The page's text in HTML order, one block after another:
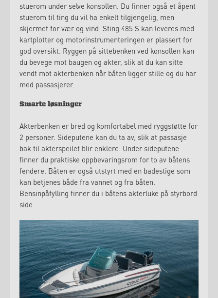
stuerom under selve konsollen. Du finner også et åpent
stuerom til ting du vil ha enkelt tilgjengelig, men
skjermet for vær og vind. Sting 485 S kan leveres med
kartplotter og motorinstrumenteringen er plassert for
god oversikt. Ryggen på sittebenken ved konsollen kan
du bevege mot baugen og akter, slik at du kan sitte
vendt mot akterbenken når båten ligger stille og du har
med passasjerer.
Smarte løsninger
Akterbenken er bred og komfortabel med ryggstøtte for
2 personer. Sideputene kan du ta av, slik at passasje
bak til akterspeilet blir enklere. Under sideputene
finner du praktiske oppbevaringsrom for to av båtens
fendere. Båten er også utstyrt med en badestige som
kan betjenes både fra vannet og fra båten.
Bensinpåfylling finner du i båtens akterluke på styrbord
side.